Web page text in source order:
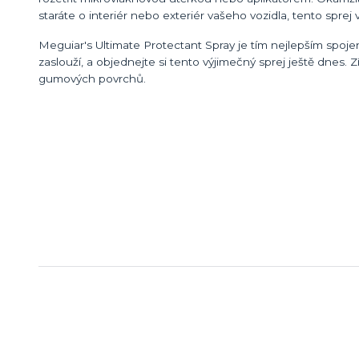
staráte o interiér nebo exteriér vašeho vozidla, tento sprej
Meguiar's Ultimate Protectant Spray je tím nejlepším
zaslouží, a objednejte si tento výjimečný sprej ještě dnes.
gumových povrchů.